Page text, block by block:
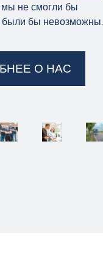
мы не смогли бы
были бы невозможны.
О НАС